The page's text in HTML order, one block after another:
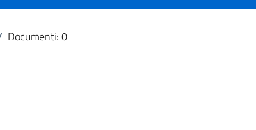
Documenti: 0